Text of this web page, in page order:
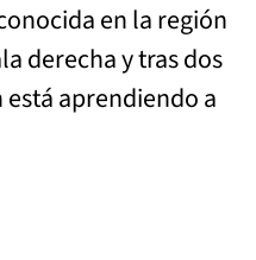
en la región
derecha y tras dos
aprendiendo a